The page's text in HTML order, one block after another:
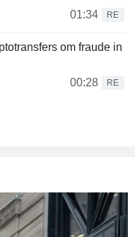
01:34
RE
om fraude in
00:28
RE